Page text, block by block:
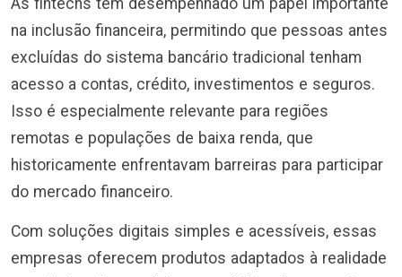
na inclusão financeira, permitindo que pessoas antes
excluídas do sistema bancário tradicional tenham
acesso a contas, crédito, investimentos e seguros.
Isso é especialmente relevante para regiões
remotas e populações de baixa renda, que
historicamente enfrentavam barreiras para participar
do mercado financeiro.
Com soluções digitais simples e acessíveis, essas
empresas oferecem produtos adaptados à realidade